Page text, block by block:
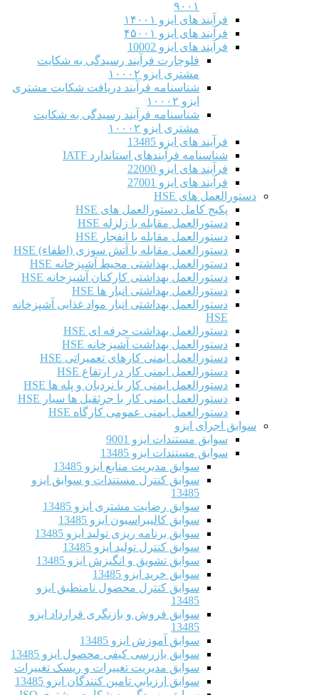
۹۰۰۱
فرآیند های ایزو ۱۴۰۰۱
فرآیند های ایزو ۴۵۰۰۱
فرآیند های ایزو 10002
فلوچارت فرآیند رسیدگی به شکایت
مشتری ایزو ۱۰۰۰۲
شناسنامه فرآیند دریافت شکایت مشتری
ایزو ۱۰۰۰۲
شناسنامه فرآیند رسیدگی به شکایت
مشتری ایزو ۱۰۰۰۲
فرآیند های ایزو 13485
شناسنامه فرآیندهای استاندارد IATF
فرآیند های ایزو 22000
فرآیند های ایزو 27001
دستورالعمل های HSE
پکیج کامل دستورالعمل های HSE
دستورالعمل مقابله با زلزله HSE
دستورالعمل مقابله با انفجار HSE
دستورالعمل مقابله با آتش سوزی (اطفاء) HSE
دستورالعمل بهداشتی محیط آشپزخانه HSE
دستورالعمل بهداشتی کارکنان آشپزخانه HSE
دستورالعمل بهداشتی انبار ها HSE
دستورالعمل بهداشتی انبار مواد غذایی آشپزخانه
HSE
دستورالعمل بهداشت حرفه ای HSE
دستورالعمل بهداشت آشپزخانه HSE
دستورالعمل ایمنی کارهای تعمیراتی HSE
دستورالعمل ایمنی کار در ارتفاع HSE
دستورالعمل ایمنی کار با نردبان و پله ها HSE
دستورالعمل ایمنی کار با جرثقیل ها سیار HSE
دستورالعمل ایمنی عمومی کارگاه HSE
سوابق اجرای ایزو
سوابق مستندات ایزو 9001
سوابق مستندات ایزو 13485
سوابق مدیریت منابع ایزو 13485
سوابق کنترل مستندات و سوابق ایزو
13485
سوابق رضایت مشتری ایزو 13485
سوابق كاليبراسيون ایزو 13485
سوابق برنامه ریزی تولید ایزو 13485
سوابق کنترل تولید ایزو 13485
سوابق تشویق و انگیزش ایزو 13485
سوابق خرید ایزو 13485
سوابق کنترل محصول نامنطبق ایزو
13485
سوابق فروش و بازنگری قرارداد ایزو
13485
سوابق آموزش ایزو 13485
سوابق بازرسی کیفی محصول ایزو 13485
سوابق مدیریت تغییرات و ریسک تغییرات
سوابق ارزيابي تامين كنندگان ایزو 13485